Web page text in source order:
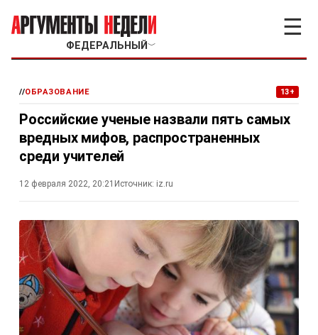
ФЕДЕРАЛЬНЫЙ ﹀
☰
//ОБРАЗОВАНИЕ 13+
Российские ученые назвали пять самых
вредных мифов, распространенных
среди учителей
12 февраля 2022, 20:21 Источник: iz.ru